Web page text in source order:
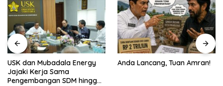
USK dan Mubadala Energy
Jajaki Kerja Sama
Pengembangan SDM hingga
Anda Lancang, Tuan Amran!